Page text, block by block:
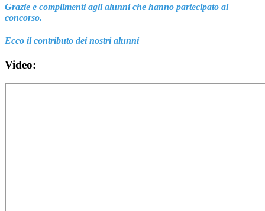
Grazie e complimenti agli alunni che hanno partecipato al
concorso.
Ecco il contributo dei nostri alunni
Video: